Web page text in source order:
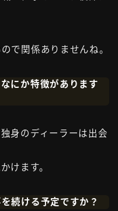
で関係ありませんね。
にか特徴があります
身のディーラーは出会
けます。
続ける予定ですか？